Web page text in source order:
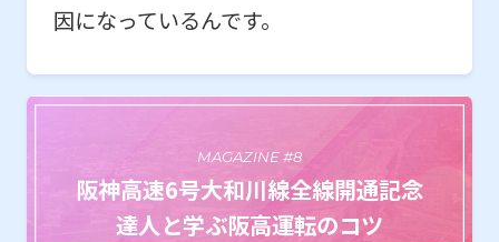
因になっているんです。
MAGAZINE #8
阪神高速6号大和川線全線開通記念
達人と学ぶ阪高運転のコツ